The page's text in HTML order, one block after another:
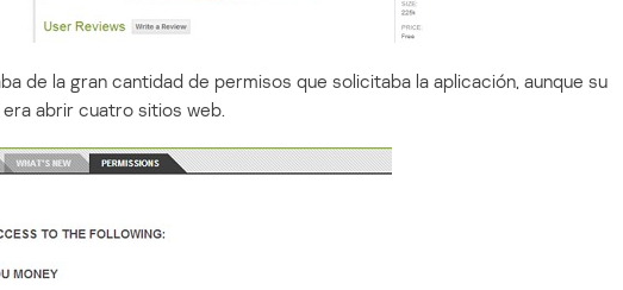
de la gran cantidad de permisos que solicitaba la aplicación, aunque su
abrir cuatro sitios web.